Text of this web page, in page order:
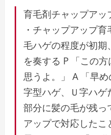
育毛剤チャップア
・チャップアップ
毛ハゲの程度が初
を奏する P 「この
思うよ。」 A 「早
字型ハゲ、Ｕ字ハ
部分に髪の毛が残
アップで対応したこ